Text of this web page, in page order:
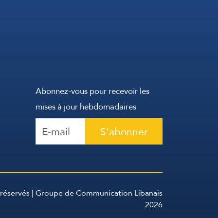
Abonnez-vous pour recevoir les
mises à jour hebdomadaires
S'abonner
| Groupe de Communication Libanais
2026